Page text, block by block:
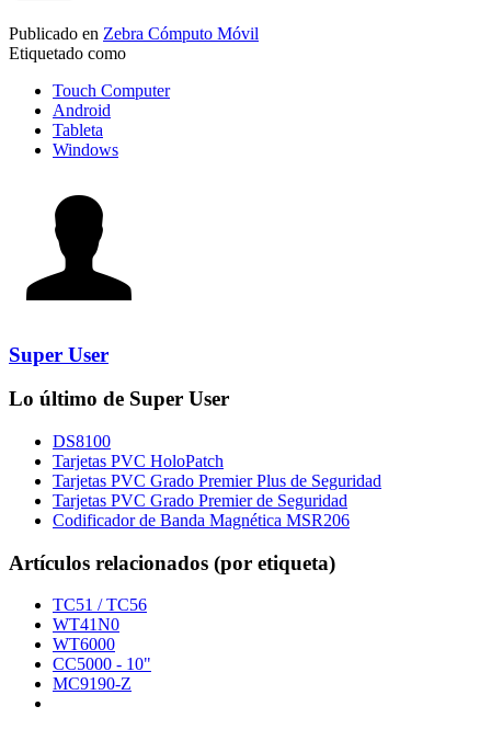
Publicado en Zebra Cómputo Móvil
Etiquetado como
Touch Computer
Android
Tableta
Windows
Super User
Lo último de Super User
DS8100
Tarjetas PVC HoloPatch
Tarjetas PVC Grado Premier Plus de Seguridad
Tarjetas PVC Grado Premier de Seguridad
Codificador de Banda Magnética MSR206
Artículos relacionados (por etiqueta)
TC51 / TC56
WT41N0
WT6000
CC5000 - 10"
MC9190-Z